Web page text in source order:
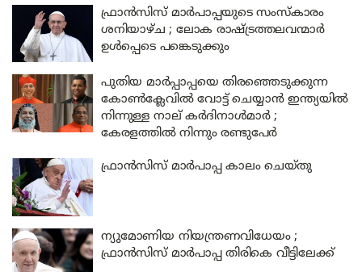
ഫ്രാൻസിസ് മാർപാപ്പയുടെ സംസ്കാരം
ശനിയാഴ്ച ; ലോക രാഷ്ട്രത്തലവന്മാർ
ഉൾപ്പെടെ പങ്കെടുക്കും
പുതിയ മാർപ്പാപ്പയെ തിരഞ്ഞെടുക്കുന്ന
കോൺക്ലേവിൽ വോട്ട് ചെയ്യാൻ ഇന്ത്യയിൽ
നിന്നുള്ള നാല് കർദിനാൾമാർ ;
കേരളത്തിൽ നിന്നും രണ്ടുപേർ
ഫ്രാൻസിസ് മാർപാപ്പ കാലം ചെയ്തു
ന്യുമോണിയ നിയന്ത്രണവിധേയം ;
ഫ്രാൻസിസ് മാർപാപ്പ തിരികെ വീട്ടിലേക്ക്